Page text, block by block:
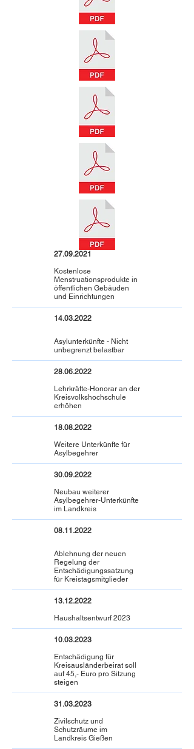
27.09.2021
Kostenlose
Menstruationsprodukte in
öffentlichen Gebäuden
und Einrichtungen
14.03.2022
Asylunterkünfte - Nicht
unbegrenzt belastbar
28.06.2022
Lehrkräfte-Honorar an der
Kreisvolkshochschule
erhöhen
18.08.2022
Weitere Unterkünfte für
Asylbegehrer
30.09.2022
Neubau weiterer
Asylbegehrer-Unterkünfte
im Landkreis
08.11.2022
Ablehnung der neuen
Regelung der
Entschädigungssatzung
für Kreistagsmitglieder
13.12.2022
Haushaltsentwurf 2023
10.03.2023
Entschädigung für
Kreisausländerbeirat soll
auf 45,- Euro pro Sitzung
steigen
31.03.2023
Zivilschutz und
Schutzräume im
Landkreis Gießen